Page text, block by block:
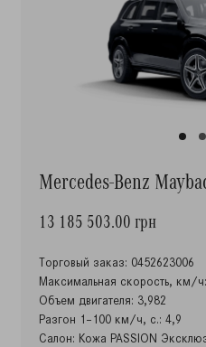
Mercedes-Benz
13 185 503.00 грн
Торговый заказ: 0452623006
Максимальная скорость, км/
Объем двигателя: 3,982
Разгон 1–100 км/ч, с.: 4,9
Салон: Кожа PASSION